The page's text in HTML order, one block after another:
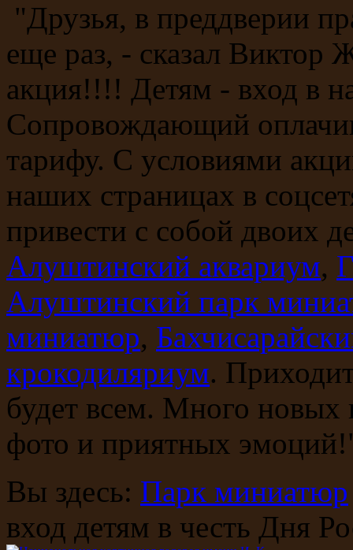
"Друзья, в преддверии
еще раз, - сказал
акция!!!! Детям - вход в
Сопровождающий
тарифу. С условиями
наших страницах в
привести с собой двоих
Алуштинский аквариум,
Алуштинский парк
миниатюр,
крокодиляриум.
будет всем. Много новых
фото и приятных
Вы здесь: Парк миниатюр
вход детям в честь Дня